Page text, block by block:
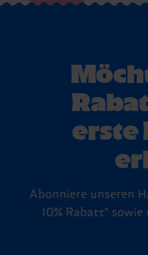
erste
Abonniere unseren
10% Rabatt*